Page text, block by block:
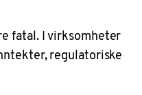
fatal. I virksomheter
regulatoriske